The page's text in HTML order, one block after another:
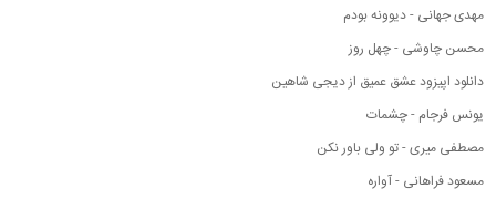
مهدی جهانی - دیوونه بودم
محسن چاوشی - چهل روز
دانلود اپیزود عشق عمیق از دیجی شاهین
یونس فرجام - چشمات
مصطفی میری - تو ولی باور نکن
مسعود فراهانی - آواره